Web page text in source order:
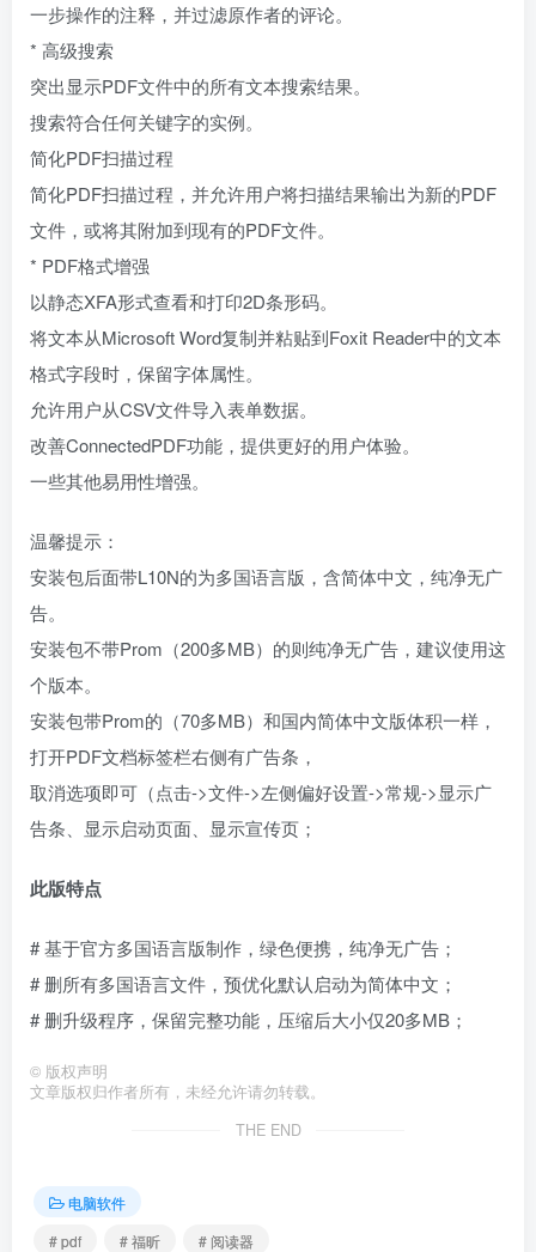
一步操作的注释，并过滤原作者的评论。
* 高级搜索
突出显示PDF文件中的所有文本搜索结果。
搜索符合任何关键字的实例。
简化PDF扫描过程
简化PDF扫描过程，并允许用户将扫描结果输出为新的PDF
文件，或将其附加到现有的PDF文件。
* PDF格式增强
以静态XFA形式查看和打印2D条形码。
将文本从Microsoft Word复制并粘贴到Foxit Reader中的文本
格式字段时，保留字体属性。
允许用户从CSV文件导入表单数据。
改善ConnectedPDF功能，提供更好的用户体验。
一些其他易用性增强。
温馨提示：
安装包后面带L10N的为多国语言版，含简体中文，纯净无广
告。
安装包不带Prom（200多MB）的则纯净无广告，建议使用这
个版本。
安装包带Prom的（70多MB）和国内简体中文版体积一样，
打开PDF文档标签栏右侧有广告条，
取消选项即可（点击->文件->左侧偏好设置->常规->显示广
告条、显示启动页面、显示宣传页；
此版特点
# 基于官方多国语言版制作，绿色便携，纯净无广告；
# 删所有多国语言文件，预优化默认启动为简体中文；
# 删升级程序，保留完整功能，压缩后大小仅20多MB；
© 版权声明
文章版权归作者所有，未经允许请勿转载。
THE END
电脑软件
# pdf
# 福昕 # 阅读器